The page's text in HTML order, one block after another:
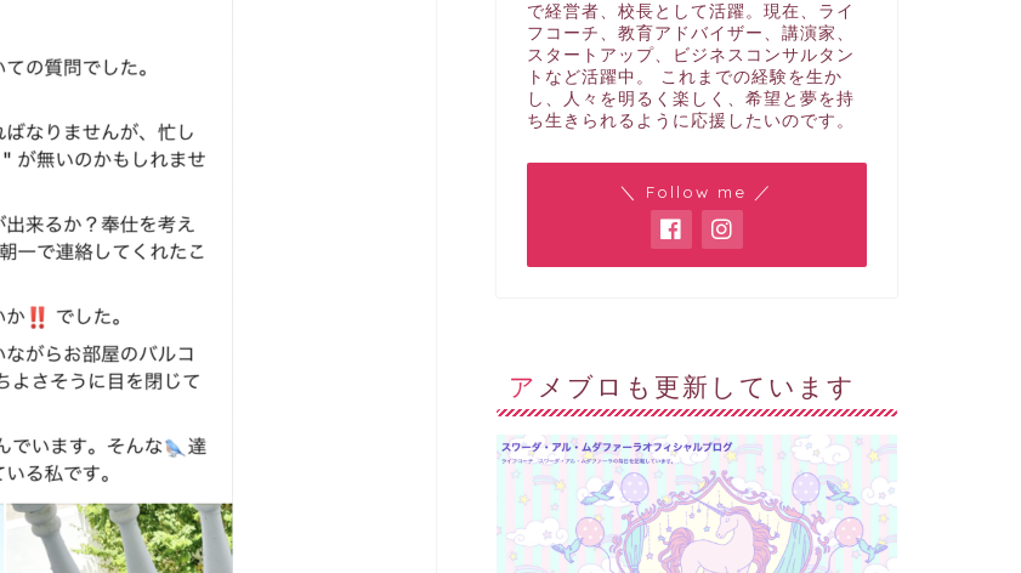
で経営者、校長として活躍。現在、ライ
フコーチ、教育アドバイザー、講演家、
スタートアップ、ビジネスコンサルタン
トなど活躍中。 これまでの経験を生か
し、人々を明るく楽しく、希望と夢を持
ち生きられるように応援したいのです。
＼ Follow me ／
アメブロも更新しています